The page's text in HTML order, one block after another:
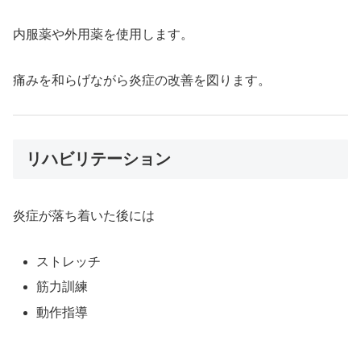
内服薬や外用薬を使用します。
痛みを和らげながら炎症の改善を図ります。
リハビリテーション
炎症が落ち着いた後には
ストレッチ
筋力訓練
動作指導